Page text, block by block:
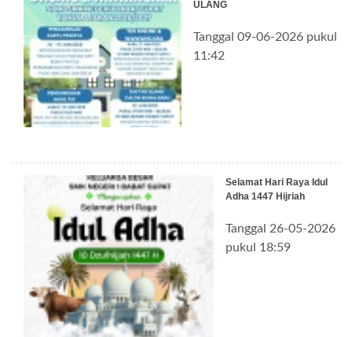
ULANG
Tanggal 09-06-2026 pukul
11:42
Selamat Hari Raya Idul
Adha 1447 Hijriah
Tanggal 26-05-2026
pukul 18:59